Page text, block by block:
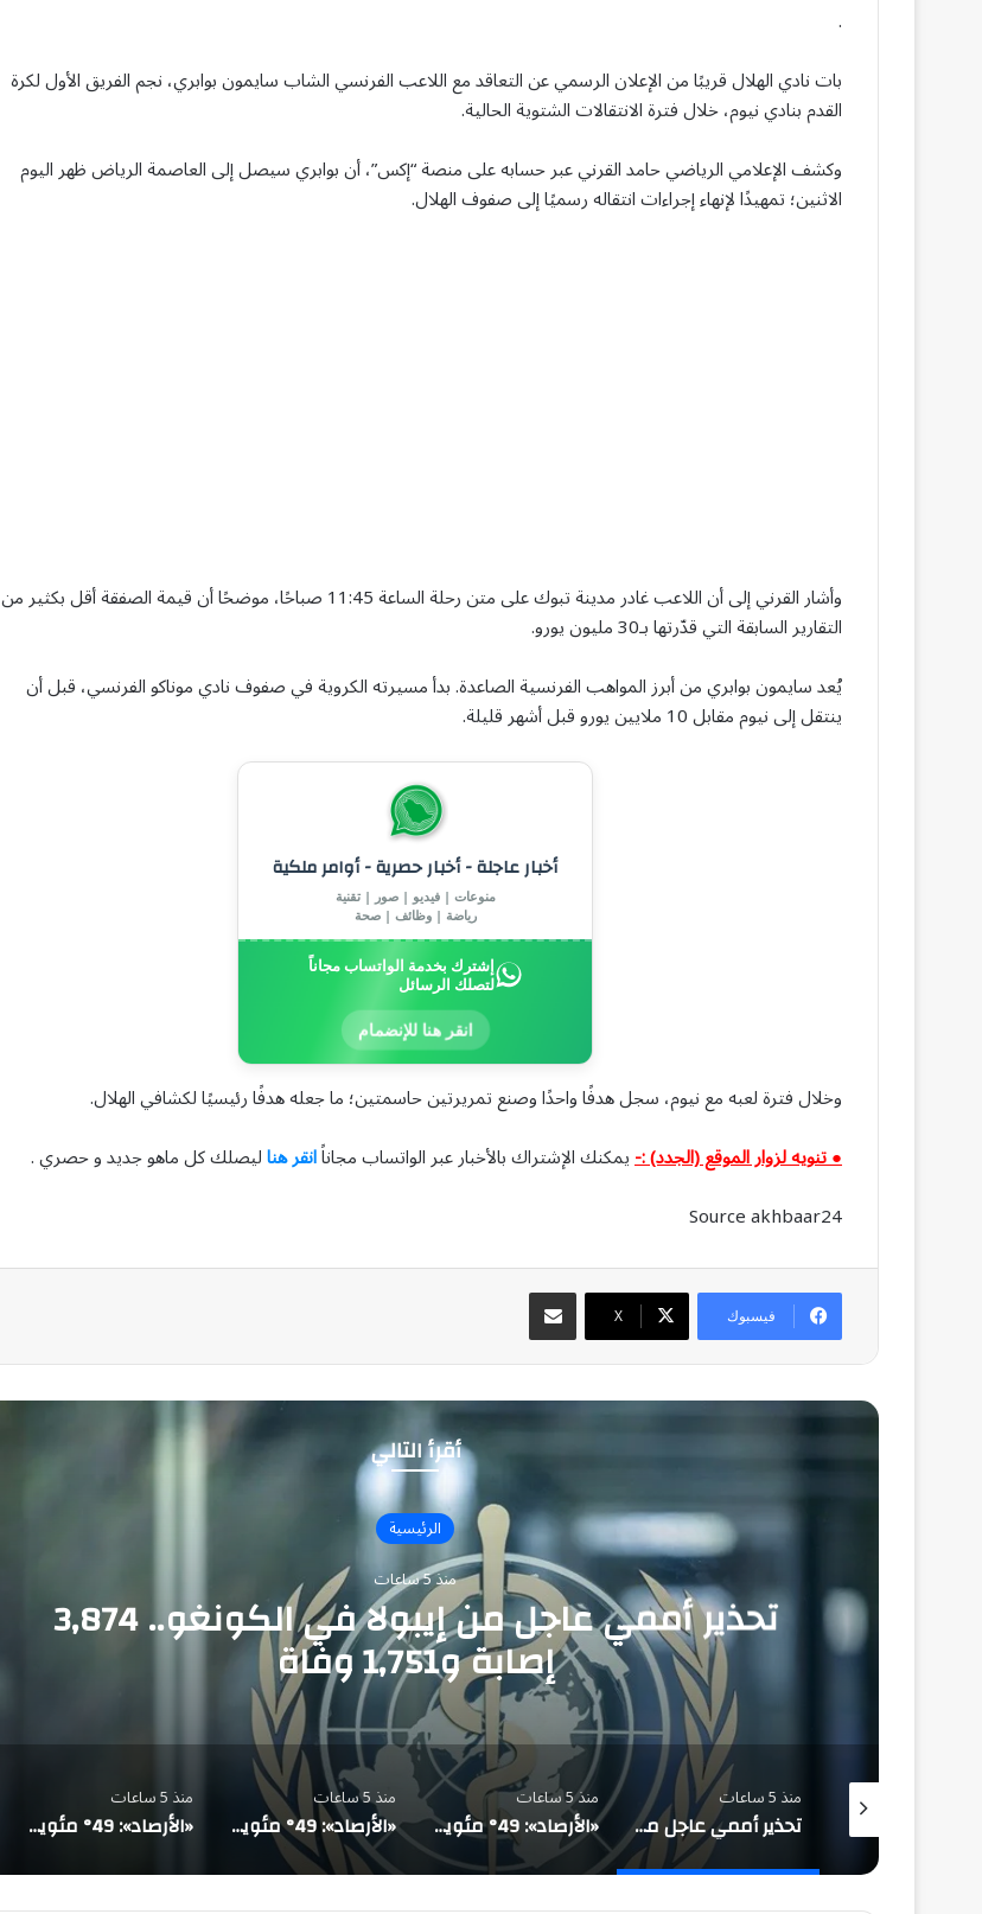
.
بات نادي الهلال قريبًا من الإعلان الرسمي عن التعاقد مع اللاعب الفرنسي الشاب سايمون بوابري، نجم الفريق الأول لكرة
القدم بنادي نيوم، خلال فترة الانتقالات الشتوية الحالية.
وكشف الإعلامي الرياضي حامد القرني عبر حسابه على منصة “إكس”، أن بوابري سيصل إلى العاصمة الرياض ظهر اليوم
الاثنين؛ تمهيدًا لإنهاء إجراءات انتقاله رسميًا إلى صفوف الهلال.
وأشار القرني إلى أن اللاعب غادر مدينة تبوك على متن رحلة الساعة 11:45 صباحًا، موضحًا أن قيمة الصفقة أقل بكثير من
التقارير السابقة التي قدّرتها بـ30 مليون يورو.
يُعد سايمون بوابري من أبرز المواهب الفرنسية الصاعدة. بدأ مسيرته الكروية في صفوف نادي موناكو الفرنسي، قبل أن
ينتقل إلى نيوم مقابل 10 ملايين يورو قبل أشهر قليلة.
أخبار عاجلة - أخبار حصرية - أوامر ملكية
منوعات | فيديو | صور | تقنية
رياضة | وظائف | صحة
إشترك بخدمة الواتساب مجاناً
لتصلك الرسائل
انقر هنا للإنضمام
وخلال فترة لعبه مع نيوم، سجل هدفًا واحدًا وصنع تمريرتين حاسمتين؛ ما جعله هدفًا رئيسيًا لكشافي الهلال.
● تنويه لزوار الموقع (الجدد) :-يمكنك الإشتراك بالأخبار عبر الواتساب مجاناًانقر هناليصلك كل ماهو جديد و حصري .
Source akhbaar24
فيسبوك ‫X
مشاركة عبر البريد
أقرأ التالي
الرئيسية
منذ 5 ساعات
تحذير أممي عاجل من إيبولا في الكونغو.. 3,874
إصابة و1,751 وفاة
ليست واشنطن وحدها.. أدميرال أمريكي يكشف لماذا تتجه الأنظار إلى السعودية لإنهاء أزمة البحر الأحمر؟
منذ 5 ساعات
تحذير أممي عاجل من إيبولا في الكونغو.. 3,874 إصابة و1,751 وفاة
منذ 5 ساعات
«الأرصاد»: 49° مئوية في الدمام وأمطار رعدية على 5 مناطق ورياح تثير الأتربة
منذ 5 ساعات
«الأرصاد»: 49° مئوية في الدمام وأمطار رعدية على 5 مناطق ورياح تثير الأتربة
منذ 5 ساعات
«الأرصاد»: 49° مئوية في الدمام وأمطار رعدية على 5 مناطق ورياح تثير الأتربة